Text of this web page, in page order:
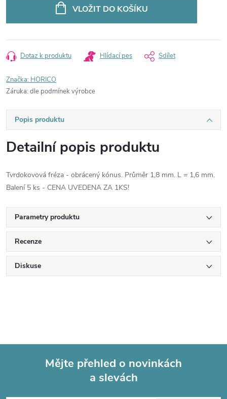
VLOŽIT DO KOŠÍKU
Dotaz k produktu Hlídací pes Sdílet
Značka: HORICO
Záruka: dle podmínek výrobce
Popis produktu
Detailní popis produktu
Tvrdokovová fréza - obrácený kónus. Průměr 1,8 mm. L = 1,6 mm.
Balení 5 ks - CENA UVEDENA ZA 1KS!
Parametry produktu
Recenze
Diskuse
Mějte přehled o novinkách
a slevách